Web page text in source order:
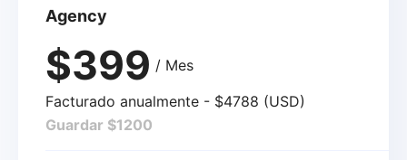
Agency
$399 / Mes
Facturado anualmente - $4788 (USD)
Guardar $1200